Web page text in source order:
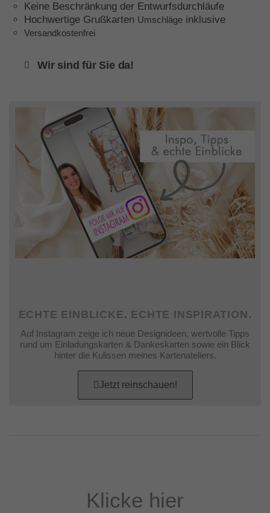
Keine Beschränkung der Entwurfsdurchläufe
Hochwertige Grußkarten Umschläge inklusive
Versandkostenfrei
Wir sind für Sie da!
ECHTE EINBLICKE. ECHTE INSPIRATION.
Auf Instagram zeige ich neue Designideen, wertvolle Tipps
rund um Einladungskarten & Dankeskarten sowie ein Blick
hinter die Kulissen meines Kartenateliers.
Jetzt reinschauen!
Klicke hier